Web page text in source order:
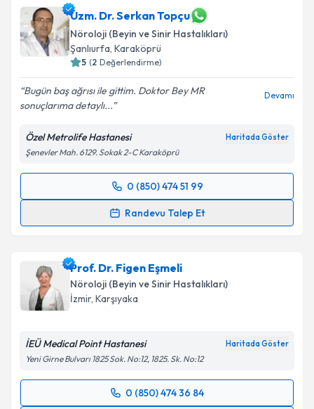
takvim hazırlandığında e-posta ile bilgilendireceğiz.
E-posta Adresiniz
Kişisel verilerimin işlenmesine ilişkin
kapsamda işlenmesini kabul ediyorum.
Takvim Talebini Gönder
Uzm. Dr. Serkan Topçu
Nöroloji (Beyin ve Sinir Hastalıkları)
Şanlıurfa, Karaköprü
5 (2 Değerlendirme)
Bugün baş ağrısı ile gittim. Doktor Bey MR
sonuçlarıma detaylı...
Devamı
Özel Metrolife Hastanesi Haritada Göster
Şenevler Mah. 6129. Sokak 2-C Karaköprü
0 (850) 474 51 99
Randevu Talep Et
Randevu Takvimi Talebi
takvim hazırlandığında e-posta ile bilgilendireceğiz.
E-posta Adresiniz
Kişisel verilerimin işlenmesine ilişkin
Metni'ni okudum ve kişisel verilerimin belirtilen
kapsamda işlenmesini kabul ediyorum.
Prof. Dr. Figen Eşmeli
Nöroloji (Beyin ve Sinir Hastalıkları)
İzmir, Karşıyaka
İEÜ Medical Point Hastanesi Haritada Göster
Yeni Girne Bulvarı 1825 Sok. No:12, 1825. Sk. No:12
0 (850) 474 36 84
Randevu Takvimi Talebi